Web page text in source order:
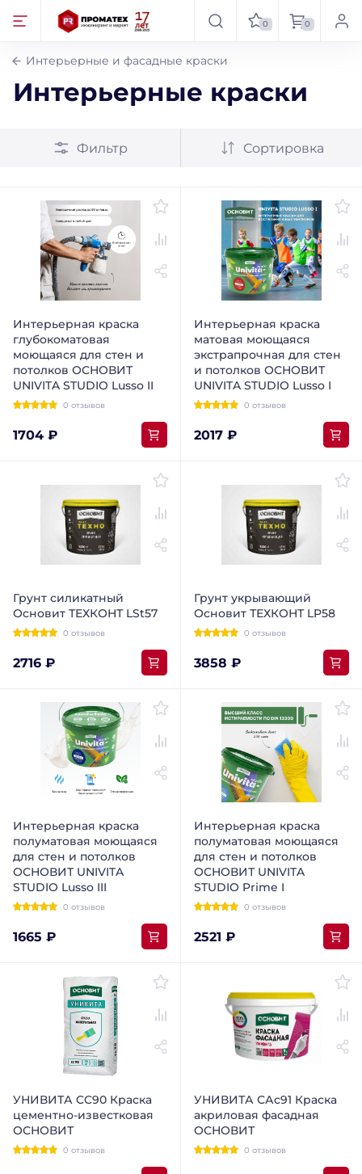
0 0
Интерьерные и фасадные краски
Интерьерные краски
Фильтр Сортировка
Интерьерная краска
глубокоматовая
моющаяся для стен и
потолков ОСНОВИТ
UNIVITA STUDIO Lusso II
0 отзывов
1704 ₽
Интерьерная краска
матовая моющаяся
экстрапрочная для стен
и потолков ОСНОВИТ
UNIVITA STUDIO Lusso I
0 отзывов
2017 ₽
Грунт силикатный
Основит ТЕХКОНТ LSt57
0 отзывов
2716 ₽
Грунт укрывающий
Основит ТЕХКОНТ LP58
0 отзывов
3858 ₽
Интерьерная краска
полуматовая моющаяся
для стен и потолков
ОСНОВИТ UNIVITA
STUDIO Lusso III
0 отзывов
1665 ₽
Интерьерная краска
полуматовая моющаяся
для стен и потолков
ОСНОВИТ UNIVITA
STUDIO Prime I
0 отзывов
2521 ₽
УНИВИТА CC90 Краска
цементно-известковая
ОСНОВИТ
0 отзывов
УНИВИТА САс91 Краска
акриловая фасадная
ОСНОВИТ
0 отзывов